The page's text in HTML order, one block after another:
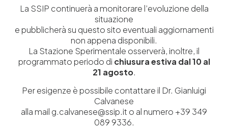
Iscrizione REA
NA 920756
Codice di iscrizione all’Anagrafe Nazionale delle Ricerche del
MIUR 000290_EIRI
Euro9.690.240,00
stazionesperimentaleindustriapelli@legalmail.it
Sede legaleVia Campi Flegrei, 34 – 80078 Pozzuoli (NA) – Tel. +39
La SSIP continuerà a monitorare l’evoluzione della
situazione
e pubblicherà su questo sito eventuali aggiornamenti
non appena disponibili.
La Stazione Sperimentale osserverà, inoltre, il
programmato periodo di chiusura estiva dal 10 al
21 agosto.
Per esigenze è possibile contattare il Dr. Gianluigi
Calvanese
alla mail g.calvanese@ssip.it o al numero +39 349
089 9336.